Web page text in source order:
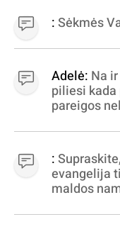
:Sėkmės
Adelė: Na
piliesi
pareigos
virpinimas,
dujininkai,
statytojai
:
evangelija
maldos